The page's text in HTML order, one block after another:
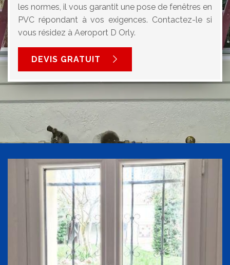
les normes, il vous garantit une pose de fenêtres en
PVC répondant à vos exigences. Contactez-le si
vous résidez à Aeroport D Orly.
DEVIS GRATUIT